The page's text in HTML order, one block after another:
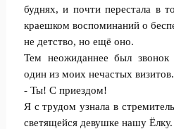
буднях, и почти перестала в
краешком воспоминаний о
не детство, но ещё оно.
Тем неожиданнее был
один из моих нечастых визитов.
- Ты! С приездом!
Я с трудом узнала в
светящейся девушке нашу Ёлку.